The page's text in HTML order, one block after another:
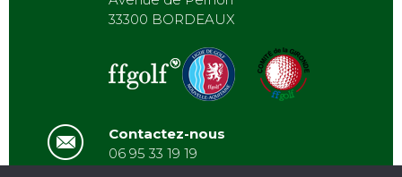
33300 BORDEAUX
Contactez-nous
06 95 33 19 19